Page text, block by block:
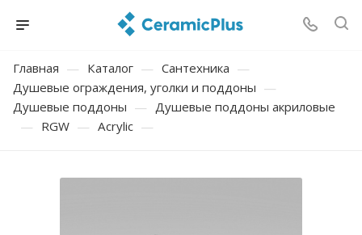
Главная — Каталог — Сантехника —
Душевые ограждения, уголки и поддоны —
Душевые поддоны — Душевые поддоны акриловые
— RGW — Acrylic —